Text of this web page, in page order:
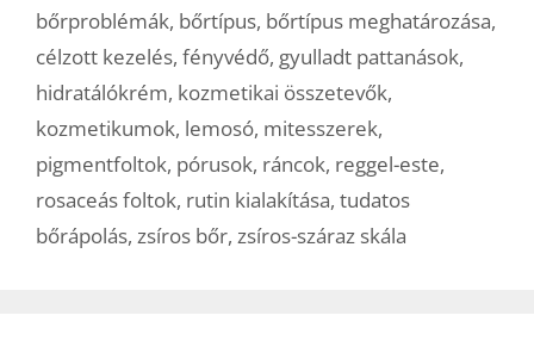
bőrproblémák, bőrtípus, bőrtípus meghatározása,
célzott kezelés, fényvédő, gyulladt pattanások,
hidratálókrém, kozmetikai összetevők,
kozmetikumok, lemosó, mitesszerek,
pigmentfoltok, pórusok, ráncok, reggel-este,
rosaceás foltok, rutin kialakítása, tudatos
bőrápolás, zsíros bőr, zsíros-száraz skála